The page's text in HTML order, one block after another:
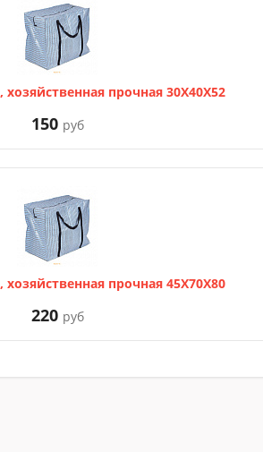
прочная 30Х40Х52
150 руб
прочная 45Х70Х80
220 руб